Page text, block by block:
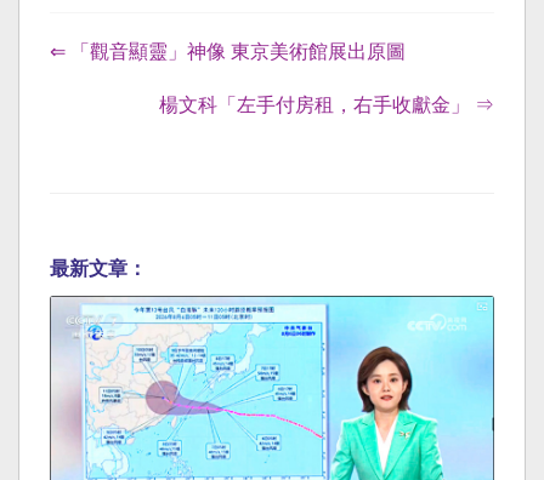
⇐ 「觀音顯靈」神像 東京美術館展出原圖
楊文科「左手付房租，右手收獻金」 ⇒
最新文章：